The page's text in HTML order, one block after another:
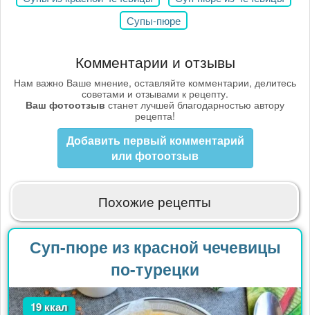
Супы-пюре
Комментарии и отзывы
Нам важно Ваше мнение, оставляйте комментарии, делитесь
советами и отзывами к рецепту.
Ваш фотоотзыв станет лучшей благодарностью автору
рецепта!
Добавить первый комментарий
или фотоотзыв
Похожие рецепты
Суп-пюре из красной чечевицы
по-турецки
19 ккал